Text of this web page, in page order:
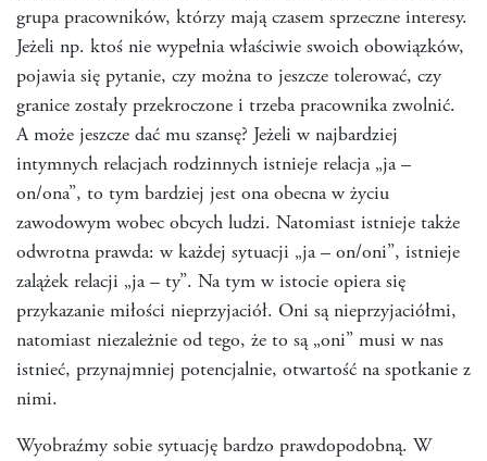
grupa pracowników, którzy mają czasem sprzeczne interesy.
Jeżeli np. ktoś nie wypełnia właściwie swoich obowiązków,
pojawia się pytanie, czy można to jeszcze tolerować, czy
granice zostały przekroczone i trzeba pracownika zwolnić.
A może jeszcze dać mu szansę? Jeżeli w najbardziej
intymnych relacjach rodzinnych istnieje relacja „ja –
on/ona”, to tym bardziej jest ona obecna w życiu
zawodowym wobec obcych ludzi. Natomiast istnieje także
odwrotna prawda: w każdej sytuacji „ja – on/oni”, istnieje
zalążek relacji „ja – ty”. Na tym w istocie opiera się
przykazanie miłości nieprzyjaciół. Oni są nieprzyjaciółmi,
natomiast niezależnie od tego, że to są „oni” musi w nas
istnieć, przynajmniej potencjalnie, otwartość na spotkanie z
nimi.
Wyobraźmy sobie sytuację bardzo prawdopodobną. W